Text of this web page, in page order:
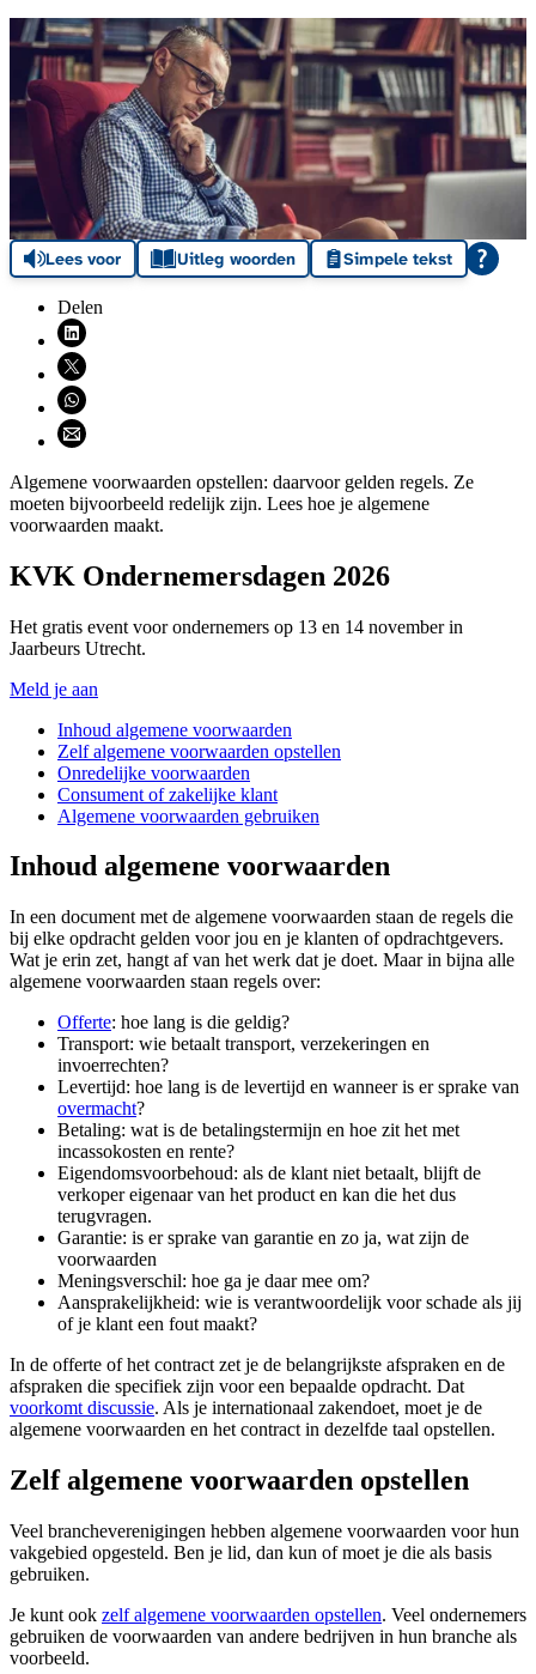
Lees voor Uitleg woorden Simpele tekst
Delen
Deel via LinkedIn (opent nieuw venster)
Deel via X (opent nieuw venster)
Deel via WhatsApp (opent WhatsApp)
Deel via email (opent email programma)
Algemene voorwaarden opstellen: daarvoor gelden regels. Ze
moeten bijvoorbeeld redelijk zijn. Lees hoe je algemene
voorwaarden maakt.
KVK Ondernemersdagen 2026
Het gratis event voor ondernemers op 13 en 14 november in
Jaarbeurs Utrecht.
Meld je aan
Inhoud algemene voorwaarden
Zelf algemene voorwaarden opstellen
Onredelijke voorwaarden
Consument of zakelijke klant
Algemene voorwaarden gebruiken
Inhoud algemene voorwaarden
In een document met de algemene voorwaarden staan de regels die
bij elke opdracht gelden voor jou en je klanten of opdrachtgevers.
Wat je erin zet, hangt af van het werk dat je doet. Maar in bijna alle
algemene voorwaarden staan regels over:
Offerte: hoe lang is die geldig?
Transport: wie betaalt transport, verzekeringen en
invoerrechten?
Levertijd: hoe lang is de levertijd en wanneer is er sprake van
overmacht?
Betaling: wat is de betalingstermijn en hoe zit het met
incassokosten en rente?
Eigendomsvoorbehoud: als de klant niet betaalt, blijft de
verkoper eigenaar van het product en kan die het dus
terugvragen.
Garantie: is er sprake van garantie en zo ja, wat zijn de
voorwaarden
Meningsverschil: hoe ga je daar mee om?
Aansprakelijkheid: wie is verantwoordelijk voor schade als jij
of je klant een fout maakt?
In de offerte of het contract zet je de belangrijkste afspraken en de
afspraken die specifiek zijn voor een bepaalde opdracht. Dat
voorkomt discussie. Als je internationaal zakendoet, moet je de
algemene voorwaarden en het contract in dezelfde taal opstellen.
Zelf algemene voorwaarden opstellen
Veel brancheverenigingen hebben algemene voorwaarden voor hun
vakgebied opgesteld. Ben je lid, dan kun of moet je die als basis
gebruiken.
Je kunt ook zelf algemene voorwaarden opstellen. Veel ondernemers
gebruiken de voorwaarden van andere bedrijven in hun branche als
voorbeeld.